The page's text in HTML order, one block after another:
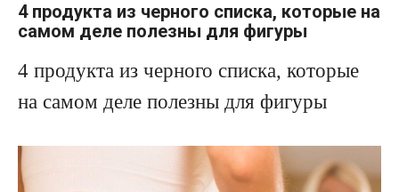
4 продукта из черного списка, которые на
самом деле полезны для фигуры
4 продукта из черного списка, которые
на самом деле полезны для фигуры